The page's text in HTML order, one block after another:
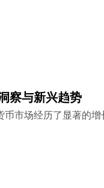
察与新兴趋势
市场经历了显著的
种活跃的加密货